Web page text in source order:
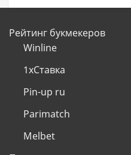
Рейтинг букмекеров
Winline
1хСтавка
Pin-up ru
Parimatch
Melbet